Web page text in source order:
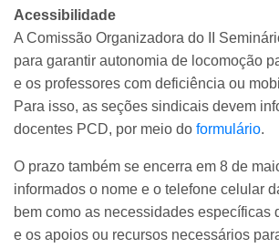
Acessibilidade
A Comissão Organizadora do II
para garantir autonomia de locomoção
e os professores com deficiência ou
Para isso, as seções sindicais devem
docentes PCD, por meio do formulário.
O prazo também se encerra em 8 de
informados o nome e o telefone celular
bem como as necessidades específicas
e os apoios ou recursos necessários